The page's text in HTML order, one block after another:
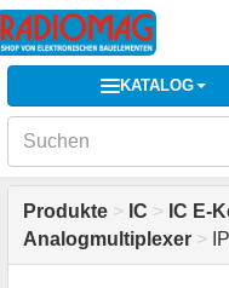
KATALOG
Produkte > IC > IC E-
Analogmultiplexer >